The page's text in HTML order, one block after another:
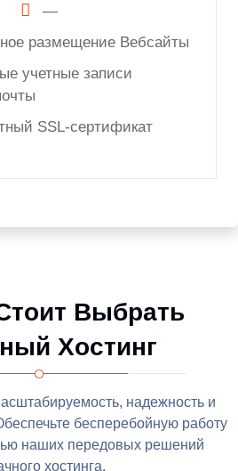
—
размещение Вебсайты
учетные записи
SSL-сертификат
Выбрать
Хостинг
надежность и
бесперебойную работу
наших передовых решений
хостинга.